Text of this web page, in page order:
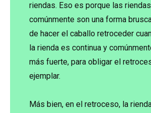
riendas. Eso es porque las riendas
comúnmente son una forma
de hacer el caballo retroceder
la rienda es continua y
más fuerte, para obligar el
ejemplar.
Más bien, en el retroceso, la